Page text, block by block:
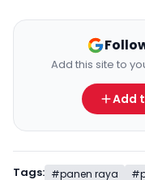
Add this site to
Add
Tags: #panen raya